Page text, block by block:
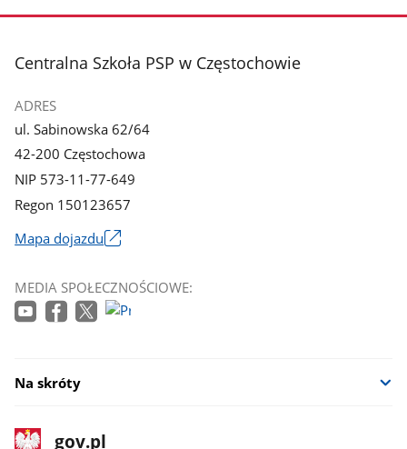
zdjęcie
galerii.
zdjęcie
galerii.
stopka
Centralna Szkoła PSP w Częstochowie
ADRES
ul. Sabinowska 62/64
42-200 Częstochowa
NIP 573-11-77-649
Regon 150123657
Mapa dojazdu
się
w
MEDIA SPOŁECZNOŚCIOWE:
Na skróty
stopkaStrona
gov.pl